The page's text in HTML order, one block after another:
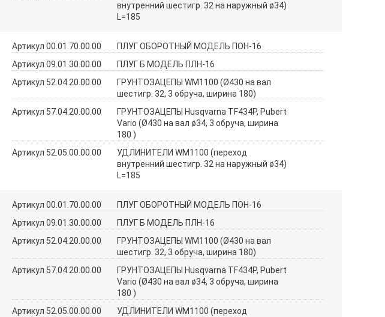
внутренний шестигр. 32 на наружный ø34)
L=185
Артикул 00.01.70.00.00
ПЛУГ ОБОРОТНЫЙ МОДЕЛЬ ПОН-16
Артикул 09.01.30.00.00
ПЛУГ Б МОДЕЛЬ ПЛН-16
Артикул 52.04.20.00.00
ГРУНТОЗАЦЕПЫ WM1100 (Ø430 на вал
шестигр. 32, 3 обруча, ширина 180)
Артикул 57.04.20.00.00
ГРУНТОЗАЦЕПЫ Husqvarna TF434P, Pubert
Vario (Ø430 на вал ø34, 3 обруча, ширина
180 )
Артикул 52.05.00.00.00
УДЛИНИТЕЛИ WM1100 (переход
внутренний шестигр. 32 на наружный ø34)
L=185
Артикул 00.01.70.00.00
ПЛУГ ОБОРОТНЫЙ МОДЕЛЬ ПОН-16
Артикул 09.01.30.00.00
ПЛУГ Б МОДЕЛЬ ПЛН-16
Артикул 52.04.20.00.00
ГРУНТОЗАЦЕПЫ WM1100 (Ø430 на вал
шестигр. 32, 3 обруча, ширина 180)
Артикул 57.04.20.00.00
ГРУНТОЗАЦЕПЫ Husqvarna TF434P, Pubert
Vario (Ø430 на вал ø34, 3 обруча, ширина
180 )
Артикул 52.05.00.00.00
УДЛИНИТЕЛИ WM1100 (переход